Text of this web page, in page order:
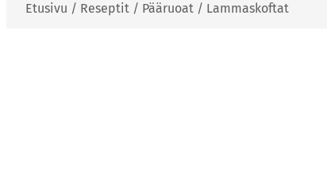
Etusivu / Reseptit / Pääruoat / Lammaskoftat